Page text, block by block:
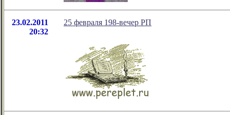
23.02.2011
20:32
25 февраля 198-вечер РП